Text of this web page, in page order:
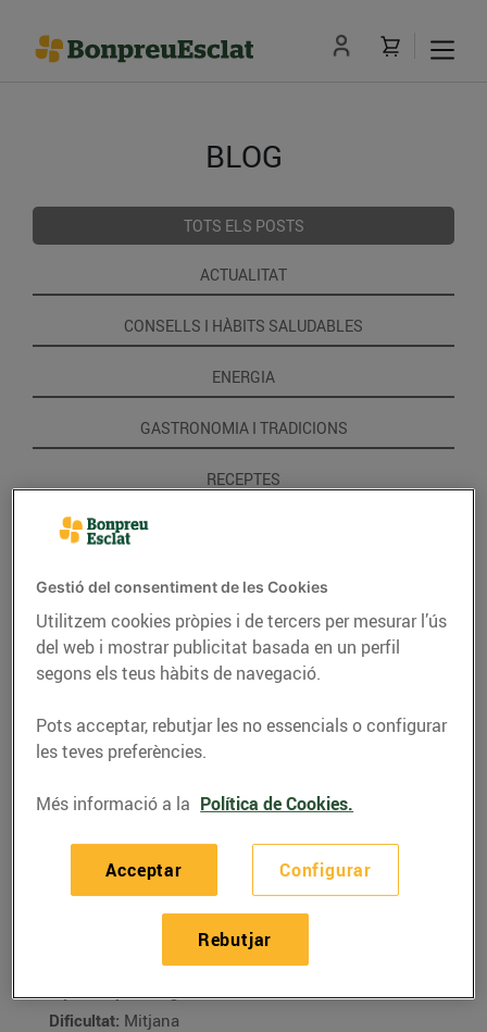
BLOG
TOTS ELS POSTS
ACTUALITAT
CONSELLS I HÀBITS SALUDABLES
ENERGIA
GASTRONOMIA I TRADICIONS
RECEPTES
RECEPTES
Videorecepta de Suquet
d'escórpora
Tipus de plat:Segon
Dificultat: Mitjana
Gestió del consentiment de les Cookies
Utilitzem cookies pròpies i de tercers per mesurar l’ús
del web i mostrar publicitat basada en un perfil
segons els teus hàbits de navegació.
Pots acceptar, rebutjar les no essencials o configurar
les teves preferències.
Més informació a la Política de Cookies.
Configurar
Rebutjar
Acceptar